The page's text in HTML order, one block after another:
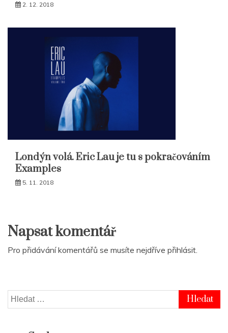
2. 12. 2018
Londýn volá. Eric Lau je tu s pokračováním
Examples
5. 11. 2018
Napsat komentář
Pro přidávání komentářů se musíte nejdříve přihlásit.
Vyhledávání